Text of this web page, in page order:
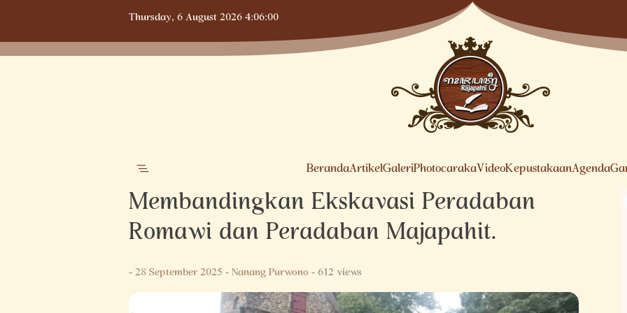
content
Thursday,6 August 20264:06:01
BerandaArtikelGaleriPhotocarakaVideoKepustakaanAgenda
Membandingkan Ekskavasi Peradaban
Romawi dan Peradaban Majapahit.
-28 September 2025-Nanang Purwono- 612 views